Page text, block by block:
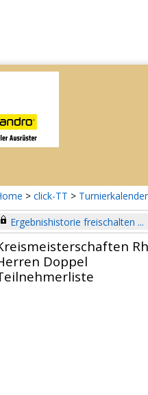
> click-TT > Turnierkalender
Ergebnishistorie freischalten ...
Doppel